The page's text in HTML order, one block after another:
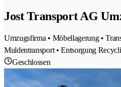
Jost Transport AG
Umzugsfirma • Möbellagerung •
Muldentransport • Entsorgung
Geschlossen